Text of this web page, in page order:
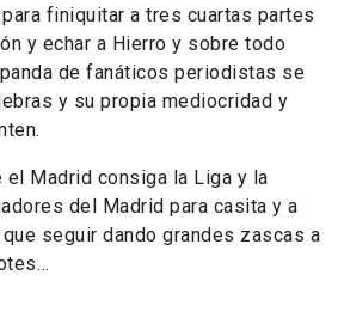
finiquitar a tres cuartas partes
y echar a Hierro y sobre todo
de fanáticos periodistas se
y su propia mediocridad y
el Madrid consiga la Liga y la
del Madrid para casita y a
seguir dando grandes zascas a